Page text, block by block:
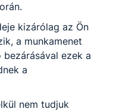
kizárólag az Ön
a munkamenet
ezek a
a
nem tudjuk